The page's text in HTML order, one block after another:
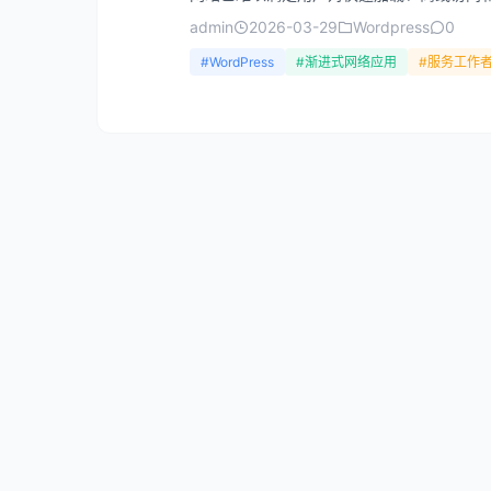
admin
2026-03-29 Wordpress 0
#WordPress #渐进式网络应用 #服务工作